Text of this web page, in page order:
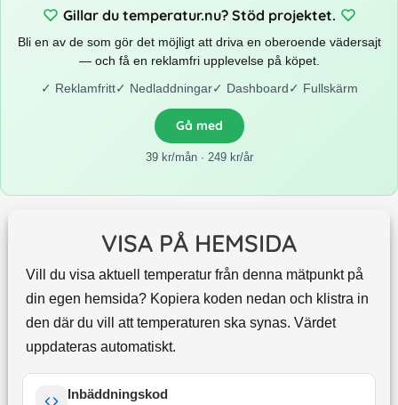
Gillar du temperatur.nu? Stöd projektet.
Bli en av de som gör det möjligt att driva en oberoende vädersajt
— och få en reklamfri upplevelse på köpet.
✓ Reklamfritt✓ Nedladdningar✓ Dashboard✓ Fullskärm
Gå med
39 kr/mån · 249 kr/år
VISA PÅ HEMSIDA
Vill du visa aktuell temperatur från denna mätpunkt på
din egen hemsida? Kopiera koden nedan och klistra in
den där du vill att temperaturen ska synas. Värdet
uppdateras automatiskt.
Inbäddningskod